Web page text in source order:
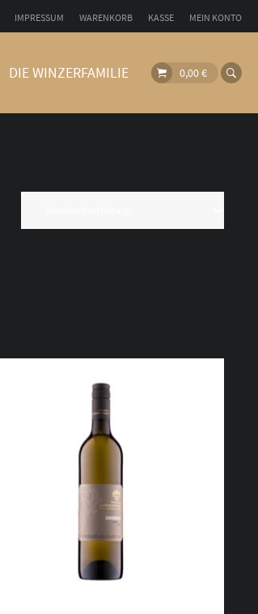
IMPRESSUM WARENKORB KASSE MEIN KONTO
DIE WINZERFAMILIE 0,00€